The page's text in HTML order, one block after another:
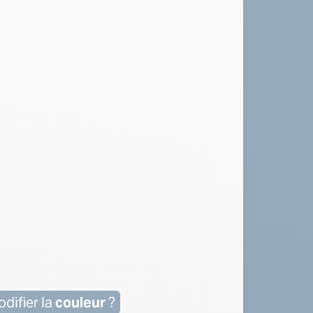
la couleur?